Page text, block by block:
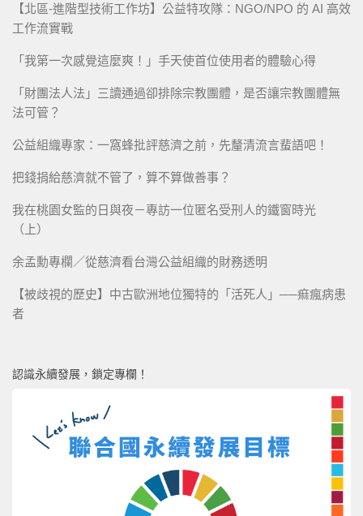
【北區-進階型技術工作坊】公益特攻隊：NGO/NPO 的 AI 高效
工作流實戰
「我第一次感覺這麼爽！」手天使首位使用者的體驗心得
「財團法人法」三讀通過卻排除宗教團體，是否讓宗教團體無
法可管？
公益組織專家：一窩蜂批評慈濟之前，先釐清流言蜚語吧！
把錢捐給慈濟就不管了，算不算做善事？
我在桃園女監的日與夜－專訪一位匿名受刑人的鐵窗時光
（上）
余孟勳專欄／從慈濟看台灣公益組織的財務透明
【被歧視的歷史】中古歐洲地位獨特的「活死人」──痲瘋病患
者
認識永續發展，鎖定專欄！